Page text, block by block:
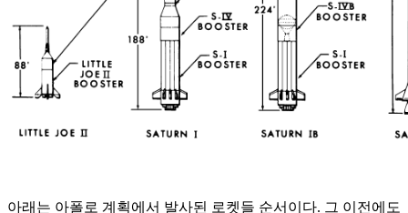
아래는 아폴로 계획에서 발사된 로켓들 순서이다. 그 이전에도